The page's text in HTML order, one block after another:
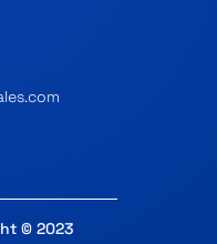
© 2023